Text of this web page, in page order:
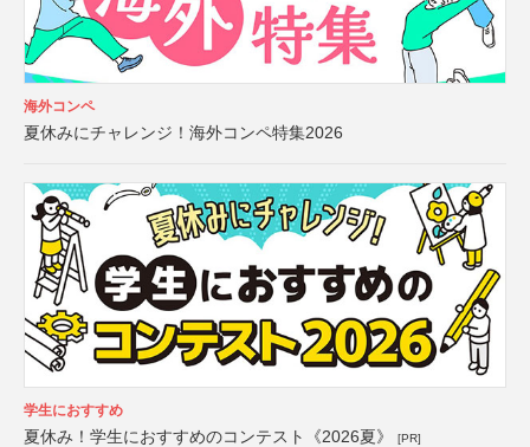
海外コンペ
夏休みにチャレンジ！海外コンペ特集2026
学生におすすめ
夏休み！学生におすすめのコンテスト《2026夏》 [PR]